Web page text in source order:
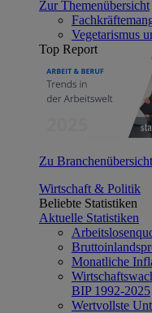
Zur Themenübersicht
Vegetarismus
Top Report
Zu Branchenübersicht
Wirtschaft & Politik
Beliebte Statistiken
Aktuelle Statistiken
Monatliche
BIP 1992-2025
Wertvollste